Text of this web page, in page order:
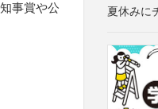
事賞や公
夏休みに